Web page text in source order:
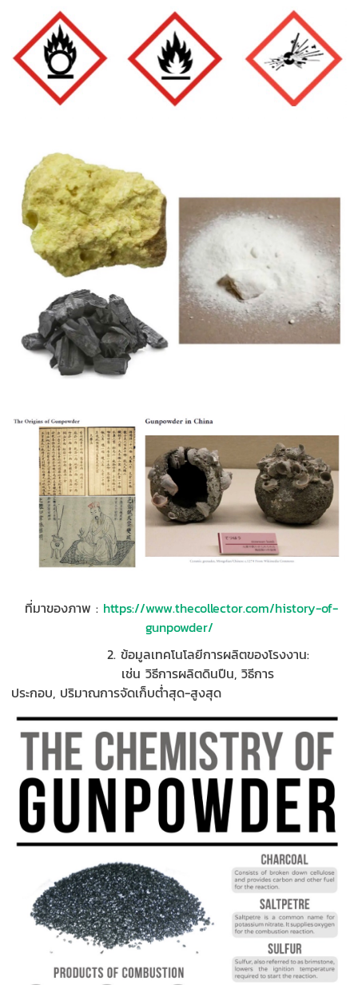
ที่มาของภาพ : https://www.thecollector.com/history-of-
gunpowder/
2. ข้อมูลเทคโนโลยีการผลิตของโรงงาน:
เช่น วิธีการผลิตดินปืน, วิธีการ
ประกอบ, ปริมาณการจัดเก็บต่ำสุด-สูงสุด